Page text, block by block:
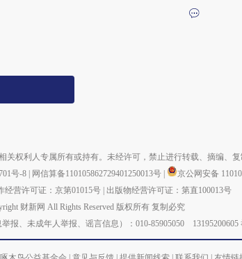
关权利人专属所有或持有。未经许可，禁止进行转载、摘编、复
号-8 网信算备110105862729401250013号
京公网安备
经营许可证：京第01015号 出版物经营许可证：第直100013号
财新网 All Rights Reserved 版权所有 复制必究
报、未成年人举报、谣言信息）：010-85905050 13195200605